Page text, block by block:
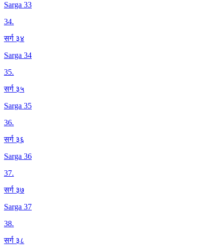
Sarga 33
34.
सर्ग ३४
Sarga 34
35.
सर्ग ३५
Sarga 35
36.
सर्ग ३६
Sarga 36
37.
सर्ग ३७
Sarga 37
38.
सर्ग ३८